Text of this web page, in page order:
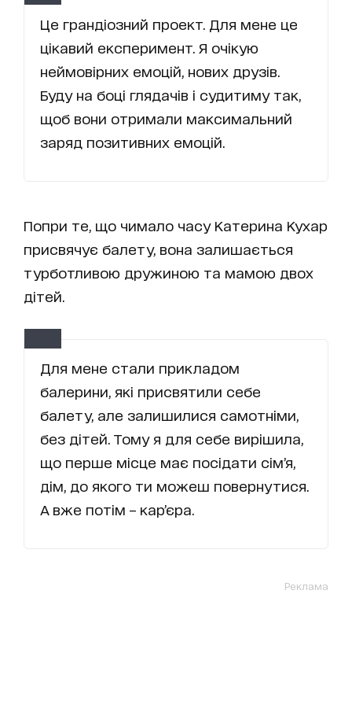
Це грандіозний проект. Для мене це
цікавий експеримент. Я очікую
неймовірних емоцій, нових друзів.
Буду на боці глядачів і судитиму так,
щоб вони отримали максимальний
заряд позитивних емоцій.
Попри те, що чимало часу Катерина Кухар
присвячує балету, вона залишається
турботливою дружиною та мамою двох
дітей.
Для мене стали прикладом
балерини, які присвятили себе
балету, але залишилися самотніми,
без дітей. Тому я для себе вирішила,
що перше місце має посідати сім’я,
дім, до якого ти можеш повернутися.
А вже потім – кар’єра.
Реклама